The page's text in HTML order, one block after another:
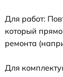
Для работ:
который
ремонта
Для